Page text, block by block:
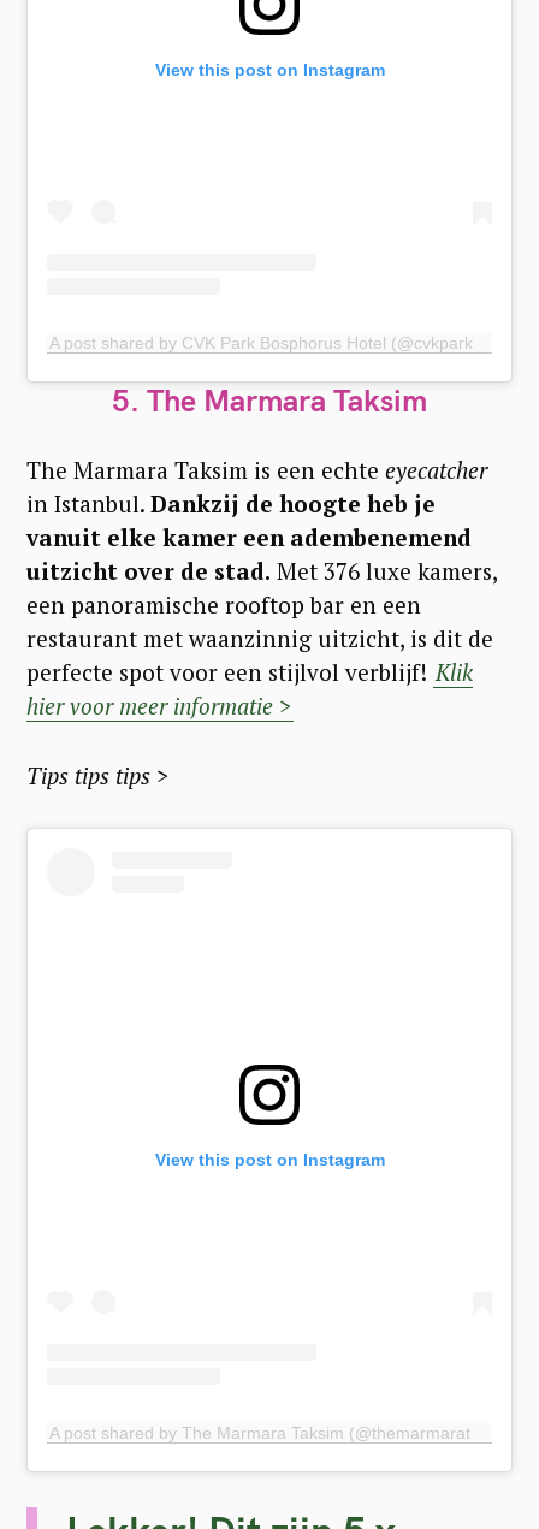
View this post on Instagram
5. The Marmara Taksim
The Marmara Taksim is een echte eyecatcher
in Istanbul. Dankzij de hoogte heb je
vanuit elke kamer een adembenemend
uitzicht over de stad. Met 376 luxe kamers,
een panoramische rooftop bar en een
restaurant met waanzinnig uitzicht, is dit de
perfecte spot voor een stijlvol verblijf! Klik
hier voor meer informatie >
Tips tips tips >
View this post on Instagram